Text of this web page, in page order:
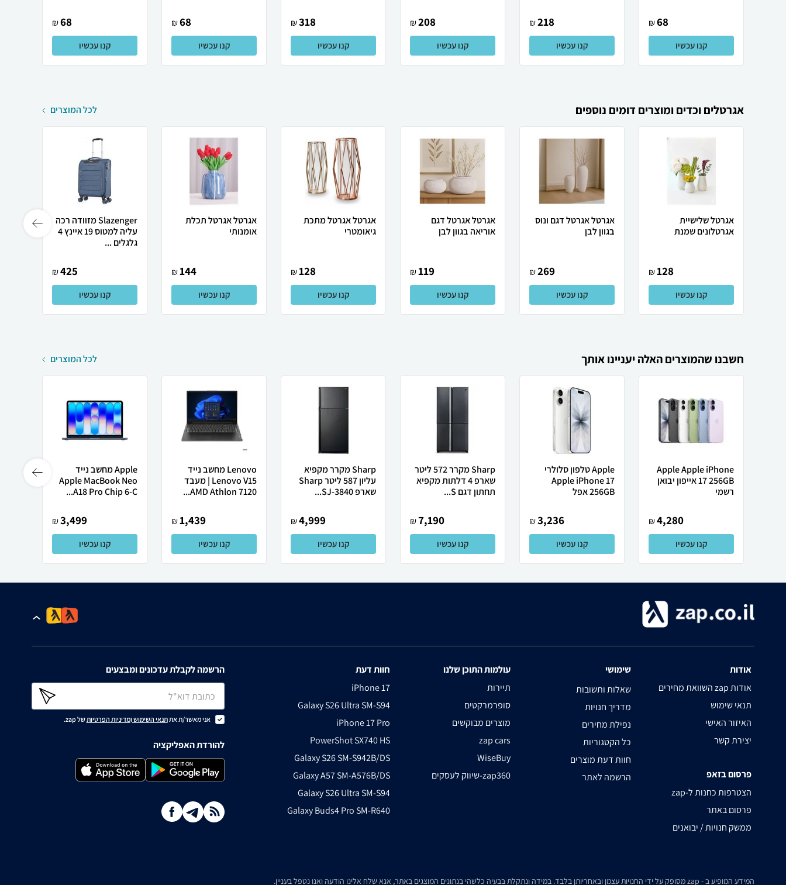
68
₪
קנו עכשיו
218
₪
קנו עכשיו
208
₪
קנו עכשיו
318
₪
קנו עכשיו
68
₪
קנו עכשיו
68
₪
קנו עכשיו
אגרטלים וכדים ומוצרים דומים נוספים לכל המוצרים
אגרטל שלישיית
אגרטלונים שמנת
128
₪
קנו עכשיו
אגרטל אגרטל דגם ונוס
בגוון לבן
269
₪
קנו עכשיו
אגרטל אגרטל דגם
אוריאה בגוון לבן
119
₪
קנו עכשיו
אגרטל אגרטל מתכת
גיאומטרי
128
₪
קנו עכשיו
אגרטל אגרטל תכלת
אומנותי
144
₪
קנו עכשיו
Slazenger מזוודה רכה
עליה למטוס 19 איינץ 4
גלגלים ...
425
₪
קנו עכשיו
חשבנו שהמוצרים האלה יעניינו אותך לכל המוצרים
Apple Apple iPhone
17 256GB אייפון יבואן
רשמי
4,280
₪
קנו עכשיו
Apple טלפון סלולרי
Apple iPhone 17
256GB אפל
3,236
₪
קנו עכשיו
Sharp מקרר 572 ליטר
שארפ 4 דלתות מקפיא
תחתון דגם S...
7,190
₪
קנו עכשיו
Sharp מקרר מקפיא
עליון 587 ליטר Sharp
שארפ SJ-3840...
4,999
₪
קנו עכשיו
Lenovo מחשב נייד
Lenovo V15 | מעבד
AMD Athlon 7120...
1,439
₪
קנו עכשיו
Apple מחשב נייד
Apple MacBook Neo
A18 Pro Chip 6-C...
3,499
₪
קנו עכשיו
אודות
השוואת מחירים zap אודות
תנאי שימוש
האיזור האישי
יצירת קשר
פרסום בזאפ
zap-הצטרפות כחנות ל
פרסום באתר
ממשק חנויות / יבואנים
שימושי
שאלות ותשובות
מדריך חנויות
נפילת מחירים
כל הקטגוריות
חוות דעת מוצרים
הרשמה לאתר
עולמות התוכן שלנו
תיירות
סופרמרקטים
מוצרים מבוקשים
zap cars
WiseBuy
שיווק לעסקים-zap360
חוות דעת
iPhone 17
Galaxy S26 Ultra SM-S94
iPhone 17 Pro
PowerShot SX740 HS
Galaxy S26 SM-S942B/DS
Galaxy A57 SM-A576B/DS
Galaxy S26 Ultra SM-S94
Galaxy Buds4 Pro SM-R640
הרשמה לקבלת עדכונים ומבצעים
אני מאשר/ת אתתנאי השימושומדיניות הפרטיותשל zap.
להורדת האפליקציה
המידע המופיע ב - zap מסופק על ידי החנויות עצמן ובאחריותן בלבד. במידה ונתקלת בבעיה כלשהי בנתונים המוצגים באתר, אנא שלח אלינו הודעה ואנו נטפל בעניין.